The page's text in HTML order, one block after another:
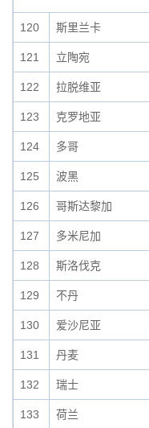
120 斯里兰卡
121 立陶宛
122 拉脱维亚
123 克罗地亚
124 多哥
125 波黑
126 哥斯达黎加
127 多米尼加
128 斯洛伐克
129 不丹
130 爱沙尼亚
131 丹麦
132 瑞士
133 荷兰